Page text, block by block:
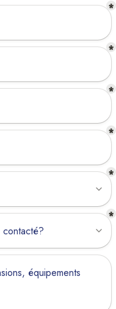
*
*
*
*
*
*